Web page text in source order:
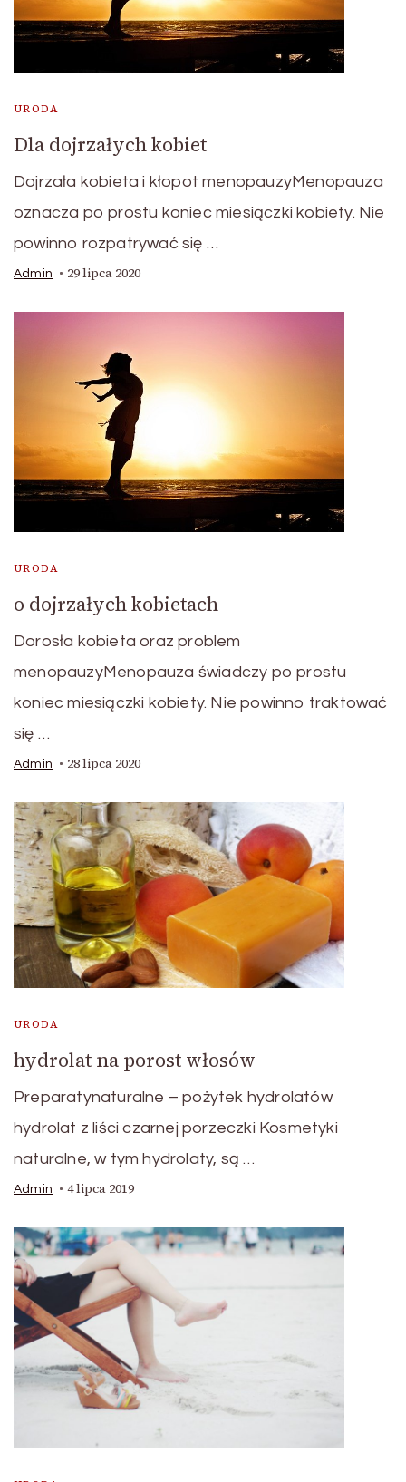
URODA
Dla dojrzałych kobiet
Dojrzała kobieta i kłopot menopauzyMenopauza
oznacza po prostu koniec miesiączki kobiety. Nie
powinno rozpatrywać się …
Admin 29 lipca 2020
URODA
o dojrzałych kobietach
Dorosła kobieta oraz problem
menopauzyMenopauza świadczy po prostu
koniec miesiączki kobiety. Nie powinno traktować
się …
Admin 28 lipca 2020
URODA
hydrolat na porost włosów
Preparatynaturalne – pożytek hydrolatów
hydrolat z liści czarnej porzeczki Kosmetyki
naturalne, w tym hydrolaty, są …
Admin 4 lipca 2019